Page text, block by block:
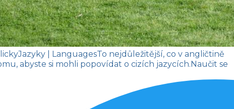
Jazyky | LanguagesTo nejdůležitější, co v angličtině
abyste si mohli popovídat o cizích jazycích.Naučit se